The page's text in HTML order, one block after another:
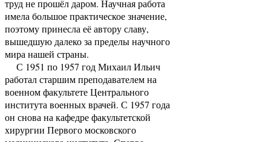
труд не прошёл даром. Научная работа
имела большое практическое значение,
поэтому принесла её автору славу,
вышедшую далеко за пределы научного
мира нашей страны.
С 1951 по 1957 год Михаил Ильич
работал старшим преподавателем на
военном факультете Центрального
института военных врачей. С 1957 года
он снова на кафедре факультетской
хирургии Первого московского